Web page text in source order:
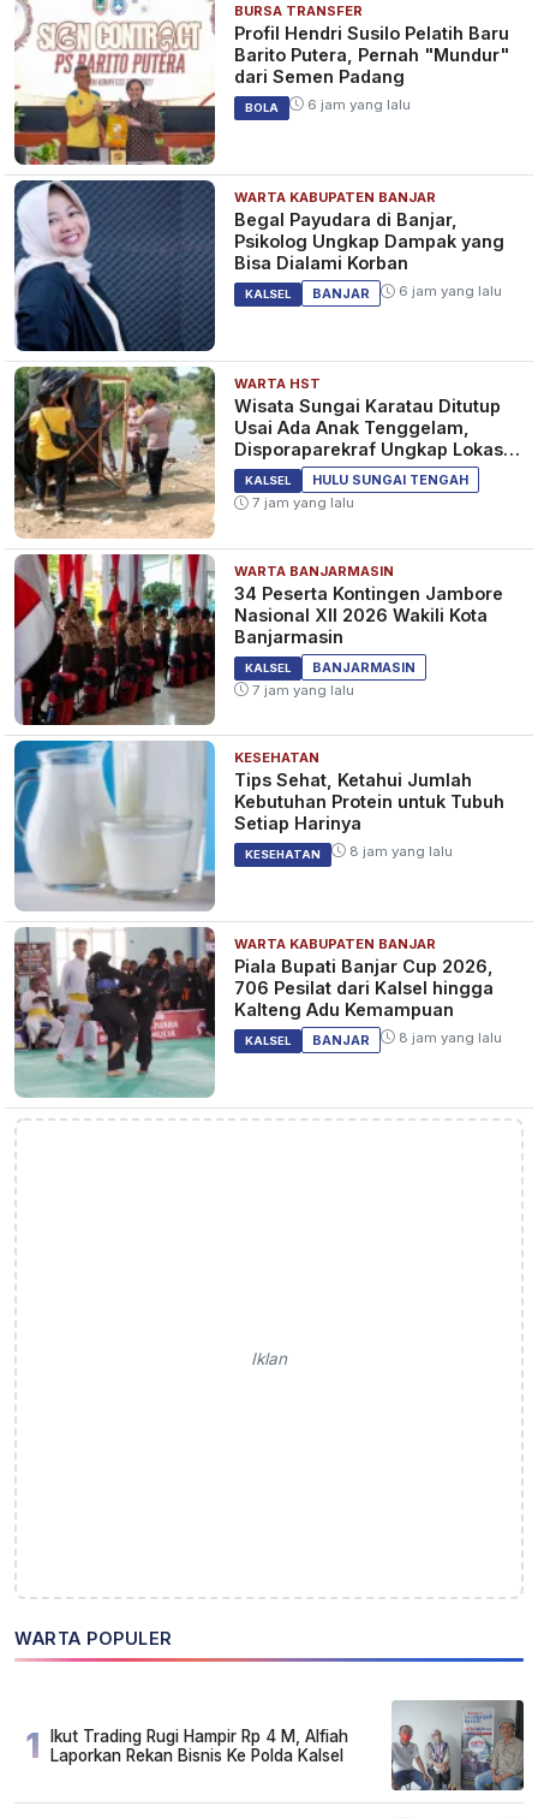
BURSA TRANSFER
Profil Hendri Susilo Pelatih Baru
Barito Putera, Pernah "Mundur"
dari Semen Padang
BOLA 6 jam yang lalu
WARTA KABUPATEN BANJAR
Begal Payudara di Banjar,
Psikolog Ungkap Dampak yang
Bisa Dialami Korban
KALSEL BANJAR 6 jam yang lalu
WARTA HST
Wisata Sungai Karatau Ditutup
Usai Ada Anak Tenggelam,
Disporaparekraf Ungkap Lokasi
Belum Berizin
KALSEL
HULU SUNGAI TENGAH
7 jam yang lalu
WARTA BANJARMASIN
34 Peserta Kontingen Jambore
Nasional XII 2026 Wakili Kota
Banjarmasin
KALSEL
BANJARMASIN
7 jam yang lalu
KESEHATAN
Tips Sehat, Ketahui Jumlah
Kebutuhan Protein untuk Tubuh
Setiap Harinya
KESEHATAN 8 jam yang lalu
WARTA KABUPATEN BANJAR
Piala Bupati Banjar Cup 2026,
706 Pesilat dari Kalsel hingga
Kalteng Adu Kemampuan
KALSEL BANJAR 8 jam yang lalu
Iklan
WARTA POPULER
1
Ikut Trading Rugi Hampir Rp 4 M, Alfiah
Laporkan Rekan Bisnis Ke Polda Kalsel